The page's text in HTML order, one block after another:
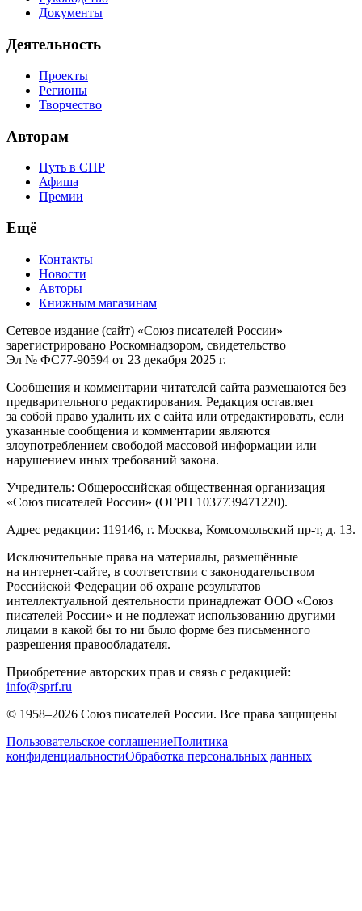
Документы
Деятельность
Проекты
Регионы
Творчество
Авторам
Путь в СПР
Афиша
Премии
Ещё
Контакты
Новости
Авторы
Книжным магазинам
Сетевое издание (сайт) «Союз писателей России»
зарегистрировано Роскомнадзором, свидетельство
Эл № ФС77-90594 от 23 декабря 2025 г.
Сообщения и комментарии читателей сайта размещаются без
предварительного редактирования. Редакция оставляет
за собой право удалить их с сайта или отредактировать, если
указанные сообщения и комментарии являются
злоупотреблением свободой массовой информации или
нарушением иных требований закона.
Учредитель: Общероссийская общественная организация
«Союз писателей России» (ОГРН 1037739471220).
Адрес редакции: 119146, г. Москва, Комсомольский пр-т, д. 13.
Исключительные права на материалы, размещённые
на интернет-сайте, в соответствии с законодательством
Российской Федерации об охране результатов
интеллектуальной деятельности принадлежат ООО «Союз
писателей России» и не подлежат использованию другими
лицами в какой бы то ни было форме без письменного
разрешения правообладателя.
Приобретение авторских прав и связь с редакцией:
info@sprf.ru
© 1958–2026 Союз писателей России. Все права защищены
Пользовательское соглашениеПолитика
конфиденциальностиОбработка персональных данных